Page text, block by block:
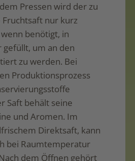
Pressen wird der zu
nur kurz
benötigt, in
um an den
zu werden. Bei
Produktionsprozess
Saft behält seine
und Aromen. Im
Direktsaft, kann
bei Raumtemperatur
dem Öffnen gehört